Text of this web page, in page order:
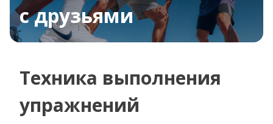
с друзьями
Техника выполнения
упражнений